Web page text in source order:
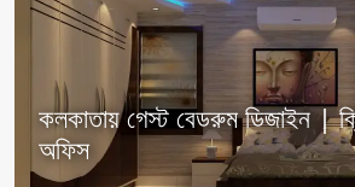
কলকাতায় গেস্ট বেডরুম ডিজাইন |
অফিস